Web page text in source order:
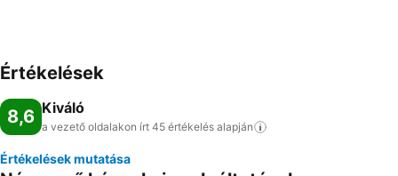
Értékelések
8,6 Kiváló
a vezető oldalakon írt 45 értékelés alapján
Értékelések mutatása